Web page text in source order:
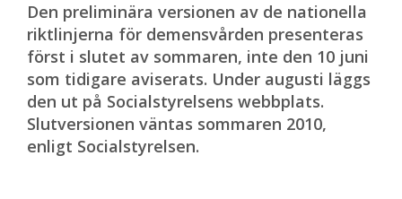
Den preliminära versionen av de nationella
riktlinjerna för demensvården presenteras
först i slutet av sommaren, inte den 10 juni
som tidigare aviserats. Under augusti läggs
den ut på Socialstyrelsens webbplats.
Slutversionen väntas sommaren 2010,
enligt Socialstyrelsen.